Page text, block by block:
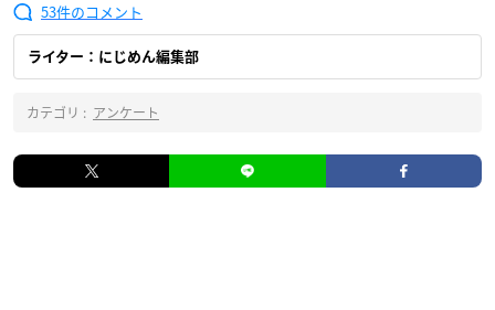
53
ライター：にじめん編集部
カテゴリ : アンケート